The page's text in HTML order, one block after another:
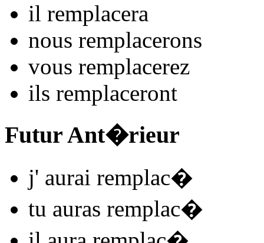
il remplacera
nous remplacerons
vous remplacerez
ils remplaceront
Futur Ant�rieur
j' aurai remplac�
tu auras remplac�